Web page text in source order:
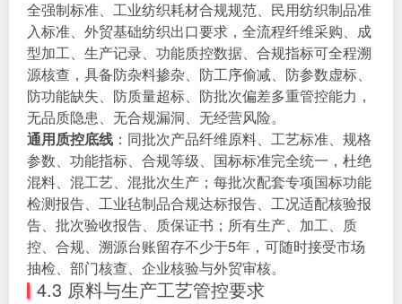
全强制标准、工业纺织耗材合规规范、民用纺织制品准
入标准、外贸基础纺织出口要求，全流程纤维采购、成
型加工、生产记录、功能质控数据、合规指标可全程溯
源核查，具备防杂料掺杂、防工序偷减、防参数虚标、
防功能缺失、防质量超标、防批次偏差多重管控能力，
无品质隐患、无合规漏洞、无经营风险。
通用质控底线 ：同批次产品纤维原料、工艺标准、规格
参数、功能指标、合规等级、国标标准完全统一，杜绝
混料、混工艺、混批次生产；每批次配套专项国标功能
检测报告、工业毡制品合规达标报告、工况适配核验报
告、批次验收报告、质保证书；所有生产、加工、质
控、合规、溯源台账留存不少于5年，可随时接受市场
抽检、部门核查、企业核验与外贸审核。
4.3 原料与生产工艺管控要求